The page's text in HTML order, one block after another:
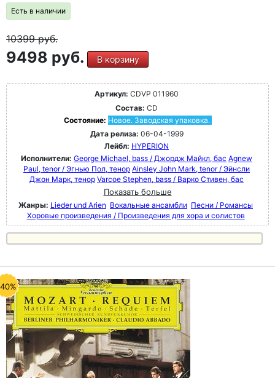
Есть в наличии
10399руб.
9498 руб. В корзину
Артикул: CDVP 011960
Состав: CD
Состояние: Новое. Заводская упаковка.
Дата релиза: 06-04-1999
Лейбл: HYPERION
Исполнители: George Michael, bass / Джордж Майкл, бас Agnew
Paul, tenor / Эгнью Пол, тенор Ainsley John Mark, tenor / Эйнсли
Джон Марк, тенор Varcoe Stephen, bass / Варко Стивен, бас
Показать больше
Жанры: Lieder und Arien Вокальные ансамбли Песни / Романсы
Хоровые произведения / Произведения для хора и солистов